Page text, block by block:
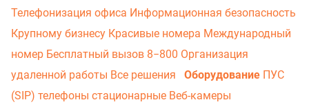
Телефонизация офиса Информационная безопасность
Крупному бизнесу Красивые номера Международный
номер Бесплатный вызов 8−800 Организация
удаленной работы Все решения Оборудование ПУС
(SIP) телефоны стационарные Веб-камеры